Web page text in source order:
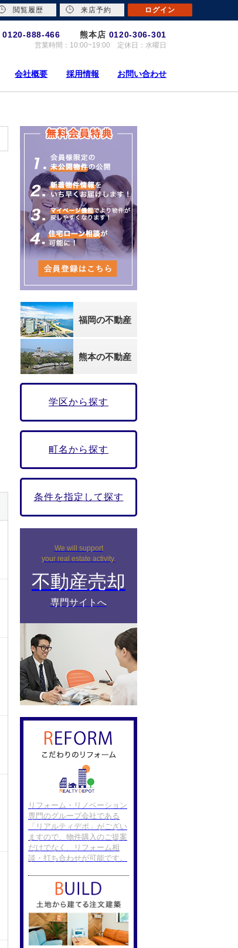
0120-888-466 熊本店 0120-306-301
営業時間：10:00~19:00 定休日：水曜日
会社概要 採用情報 お問い合わせ
福岡の不動産
熊本の不動産
学区から探す
町名から探す
条件を指定して探す
We will support
your real estate activity.
不動産売却
専門サイトへ
リフォーム・リノベーション
専門のグループ会社である
「リアルティデポ」がござい
ますので、物件購入のご提案
だけでなく、リフォーム相
談・打ち合わせが可能です。
閲覧履歴 来店予約 ログイン